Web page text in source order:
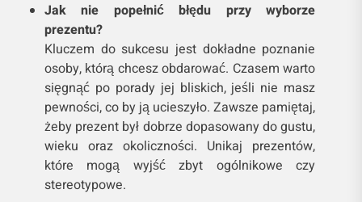
Jak nie popełnić błędu przy wyborze
prezentu?
Kluczem do sukcesu jest dokładne poznanie
osoby, którą chcesz obdarować. Czasem warto
sięgnąć po porady jej bliskich, jeśli nie masz
pewności, co by ją ucieszyło. Zawsze pamiętaj,
żeby prezent był dobrze dopasowany do gustu,
wieku oraz okoliczności. Unikaj prezentów,
które mogą wyjść zbyt ogólnikowe czy
stereotypowe.